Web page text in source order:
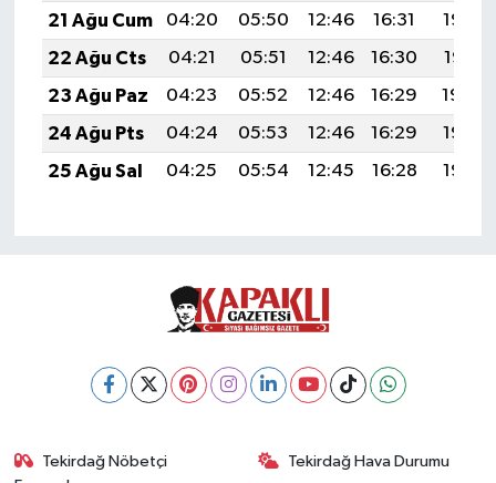
21 Ağu Cum
04:20 05:50 12:46 16:31
19:33
22 Ağu Cts
04:21 05:51 12:46 16:30
19:31
23 Ağu Paz
04:23 05:52 12:46 16:29
19:30
24 Ağu Pts
04:24 05:53 12:46 16:29
19:28
25 Ağu Sal
04:25 05:54 12:45 16:28 19:27
Tekirdağ Nöbetçi
Tekirdağ Hava Durumu